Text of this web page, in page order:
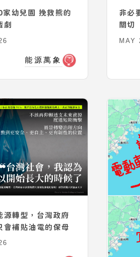
幼兒園 挽救熊的
劇
能源萬象
非必
關切
MAY
源轉型，台灣政府
會補貼油電的保母